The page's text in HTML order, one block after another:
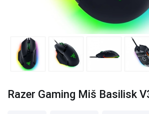
Razer Gaming Miš Basilisk